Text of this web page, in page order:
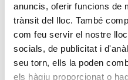
anuncis, oferir funcions de
trànsit del lloc. També
com feu servir el nostre
socials, de publicitat i
seu torn, ells la poden
els hàgiu proporcionat o
suave y el aumento del
la Reserva Federal
tipos de 25 puntos
En otras noticias, el
por primera vez en la